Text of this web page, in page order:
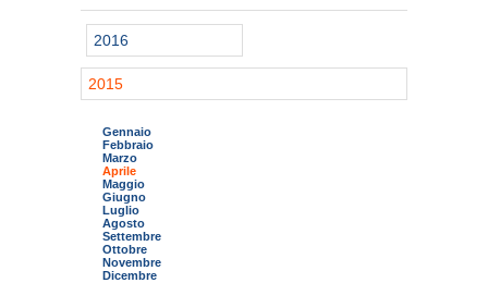
2016
2015
Gennaio
Febbraio
Marzo
Aprile
Maggio
Giugno
Luglio
Agosto
Settembre
Ottobre
Novembre
Dicembre